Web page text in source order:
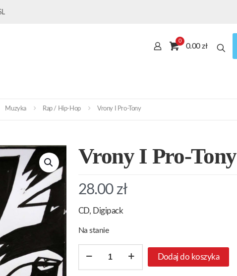
0
0.00 zł
Muzyka Rap / Hip-Hop Vrony I Pro-Tony
Vrony I Pro-Tony
28.00 zł
CD, Digipack
Na stanie
Dodaj do koszyka